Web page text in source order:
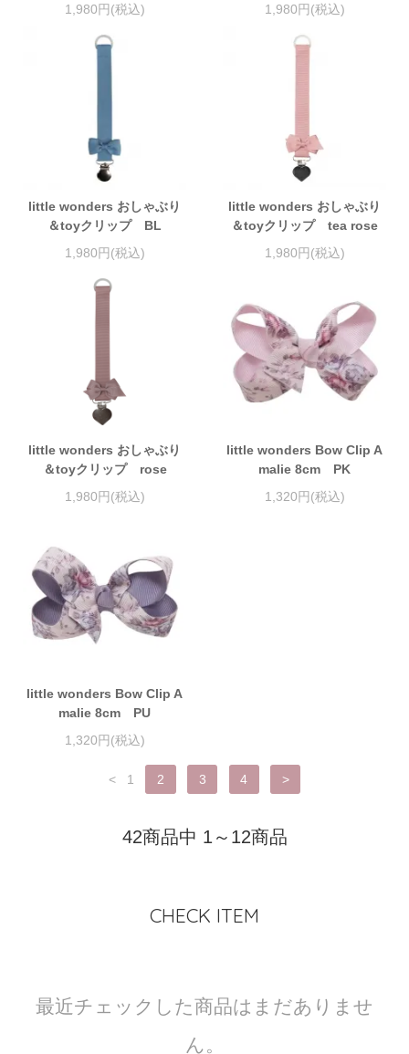
1,980円(税込)
1,980円(税込)
little wonders おしゃぶり
＆toyクリップ BL
1,980円(税込)
little wonders おしゃぶり
＆toyクリップ tea rose
1,980円(税込)
little wonders おしゃぶり
＆toyクリップ rose
1,980円(税込)
little wonders Bow Clip A
malie 8cm PK
1,320円(税込)
little wonders Bow Clip A
malie 8cm PU
1,320円(税込)
< 1 2 3 4 >
42商品中 1～12商品
CHECK ITEM
最近チェックした商品はまだありませ
ん。